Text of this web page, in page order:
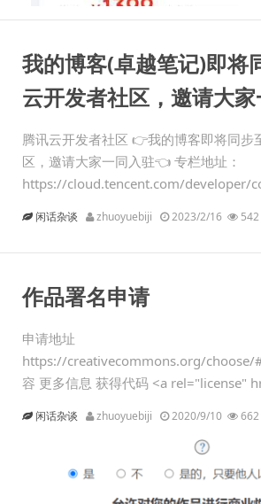
我的博客(卓越笔记)即将
云开发者社区，邀请大
腾讯云开发者社区 👉我的博客即将同步
区，邀请大家一同入驻👈 专栏地址：
https://cloud.tencent.com/developer/
闲话杂谈 zhuoyuebiji 2023/2/16 542
作品署名申请
申请地址
https://creativecommons.org/choose/
容 更多信息 获得代码 <a rel="license"
闲话杂谈 zhuoyuebiji 2020/9/10 662